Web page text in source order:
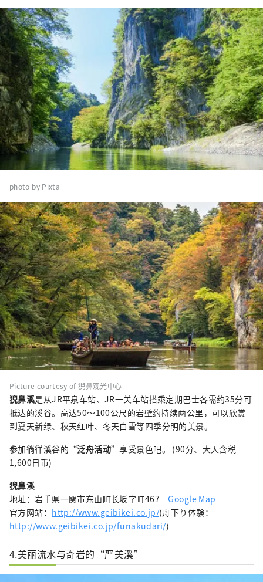
photo by Pixta
Picture courtesy of 猊鼻观光中心
猊鼻溪是从JR平泉车站、JR一关车站搭乘定期巴士各需约35分可
抵达的溪谷。高达50～100公尺的岩壁约持续两公里，可以欣赏
到夏天新绿、秋天红叶、冬天白雪等四季分明的美景。
参加徜徉溪谷的“泛舟活动”享受景色吧。 (90分、大人含税
1,600日币)
猊鼻溪
地址：岩手県一関市东山町长坂字町467Google Map
官方网站： http://www.geibikei.co.jp/(舟下り体験：
http://www.geibikei.co.jp/funakudari/)
4.美丽流水与奇岩的“严美溪”